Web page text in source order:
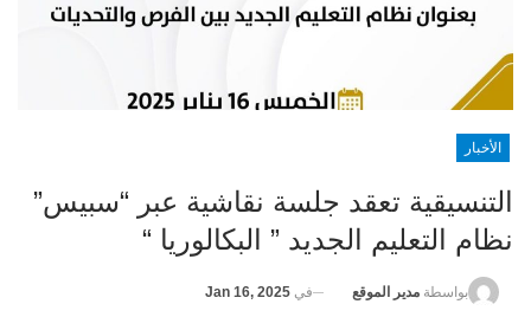
الأخبار
التنسيقية تعقد جلسة نقاشية عبر “سبيس”
نظام التعليم الجديد ” البكالوريا “
بواسطة مدير الموقع في Jan 16, 2025